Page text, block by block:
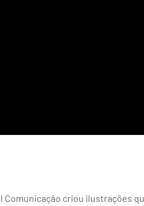
Comunicação criou ilustrações